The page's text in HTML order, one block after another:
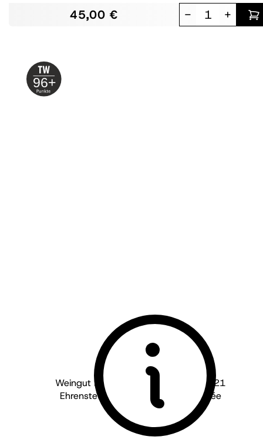
45,00 € - +
96+
Weingut Martin Waßmer - Baden
2021
Ehrenstetter Ölberg "Chapelle" Cuvée
trocken